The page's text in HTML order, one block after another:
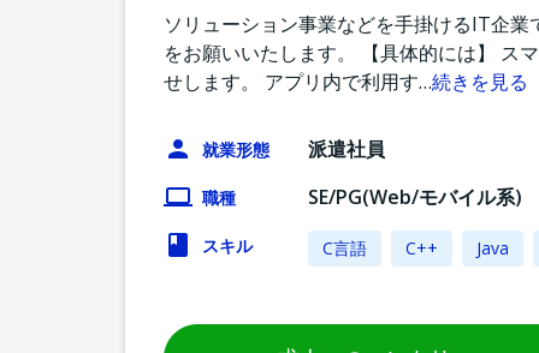
ソリューション事業などを手掛けるIT企
をお願いいたします。 【具体的には】 ス
せします。 アプリ内で利用す…続きを見る
就業形態 派遣社員
職種 SE/PG(Web/モバイル系)
スキル C言語 C++ Java